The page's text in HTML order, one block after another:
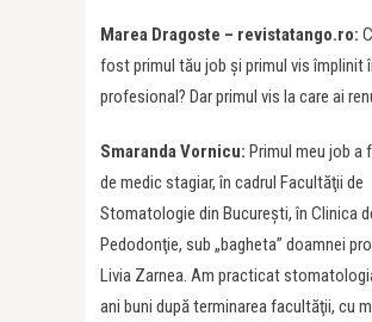
Marea Dragoste – revistatango.ro:
fost primul tău job și primul vis împlinit
profesional? Dar primul vis la care ai
Smaranda Vornicu: Primul meu job a
de medic stagiar, în cadrul Facultăţii de
Stomatologie din Bucureşti, în Clinica
Pedodonţie, sub „bagheta” doamnei
Livia Zarnea. Am practicat
ani buni după terminarea facultăţii, cu